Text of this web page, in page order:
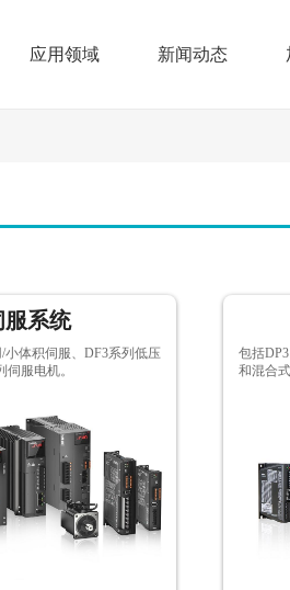
服系统
小体积伺服、DF3系列低压
服电机。
按钮文本
包括
和混合
应用领域 新闻动态